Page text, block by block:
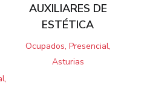
AUXILIARES DE
ESTÉTICA
Ocupados, Presencial,
Asturias